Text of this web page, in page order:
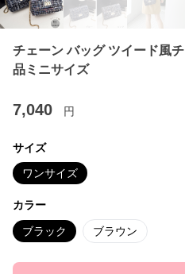
チェーン バッグ ツイード風
品ミニサイズ
7,040 円
サイズ
ワンサイズ
カラー
ブラック ブラウン